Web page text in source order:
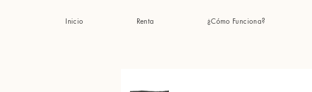
Inicio Renta ¿Cómo Funciona?